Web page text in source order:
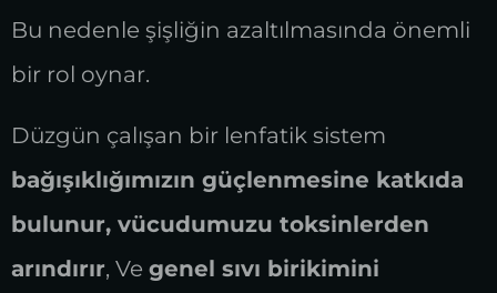
Bu nedenle şişliğin azaltılmasında önemli
bir rol oynar.
Düzgün çalışan bir lenfatik sistem
bağışıklığımızın güçlenmesine katkıda
bulunur, vücudumuzu toksinlerden
arındırır, Ve genel sıvı birikimini